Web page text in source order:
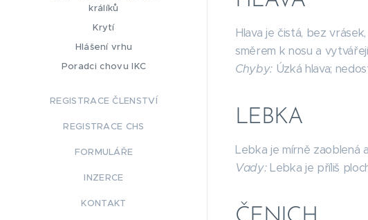
králíků
Krytí
Hlášení vrhu
Poradci chovu IKC
REGISTRACE ČLENSTVÍ
REGISTRACE CHS
FORMULÁŘE
INZERCE
KONTAKT
Hlava je čistá, bez
směrem k nosu a
Chyby: Úzká hlava;
LEBKA
Lebka je mírně zaoblená
Vady:Lebka je příliš